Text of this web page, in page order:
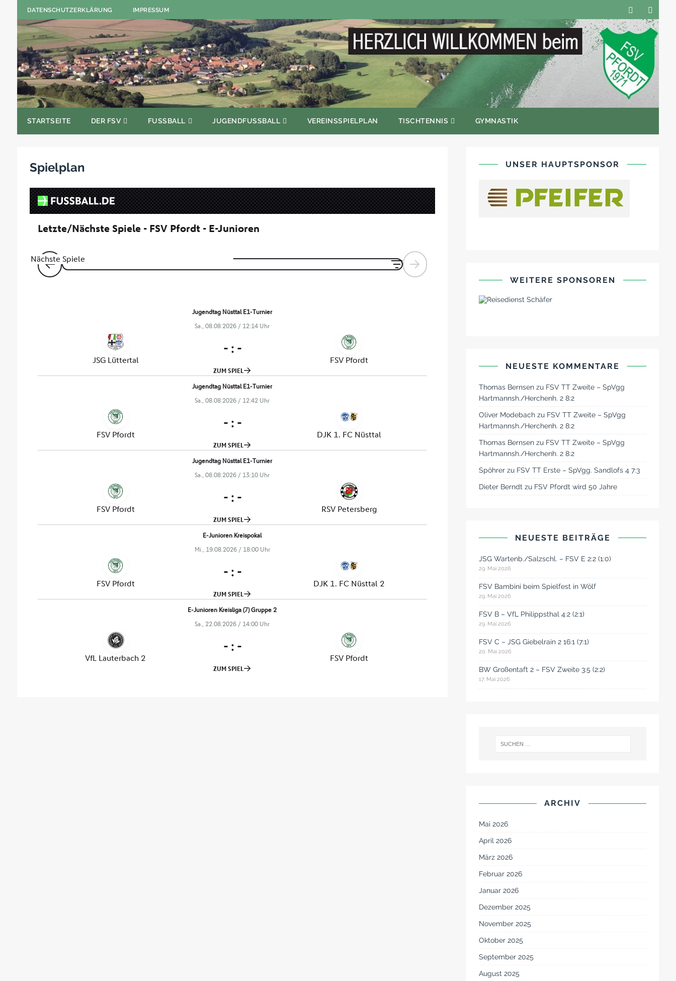
DATENSCHUTZERKLÄRUNG IMPRESSUM
STARTSEITE DER FSV FUSSBALL JUGENDFUSSBALL VEREINSSPIELPLAN TISCHTENNIS GYMNASTIK
Spielplan UNSER HAUPTSPONSOR
WEITERE SPONSOREN
NEUESTE KOMMENTARE
Thomas Bernsen zu FSV TT Zweite – SpVgg
Hartmannsh./Herchenh. 2 8:2
Oliver Modebach zu FSV TT Zweite – SpVgg
Hartmannsh./Herchenh. 2 8:2
Thomas Bernsen zu FSV TT Zweite – SpVgg
Hartmannsh./Herchenh. 2 8:2
Spöhrer zu FSV TT Erste – SpVgg. Sandlofs 4 7:3
Dieter Berndt zu FSV Pfordt wird 50 Jahre
NEUESTE BEITRÄGE
JSG Wartenb./Salzschl. – FSV E 2:2 (1:0)
29. Mai 2026
FSV Bambini beim Spielfest in Wölf
29. Mai 2026
FSV B – VfL Philippsthal 4:2 (2:1)
29. Mai 2026
FSV C – JSG Giebelrain 2 16:1 (7:1)
20. Mai 2026
BW Großentaft 2 – FSV Zweite 3:5 (2:2)
17. Mai 2026
ARCHIV
Mai 2026
April 2026
März 2026
Februar 2026
Januar 2026
Dezember 2025
November 2025
Oktober 2025
September 2025
August 2025